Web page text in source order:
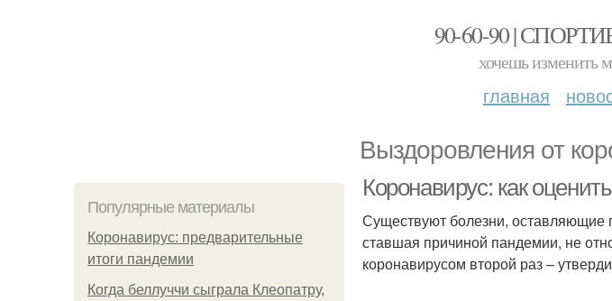
90-60-90 |
хочешь изменить
главная
Выздоровления от
Популярные материалы
Коронавирус: предварительные
итоги пандемии
Когда беллуччи сыграла Клеопатру,
Коронавирус: как
Существуют болезни, оставляющие
ставшая причиной пандемии, не
коронавирусом второй раз –